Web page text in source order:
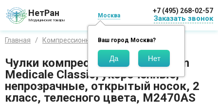
НетРан
Медицинские товары
Москва
Ваш город Москва?
+7 (495) 268-02-57
Заказать звонок
Главная Компрессионный трикотаж Relaxsan
Чулки компрессионные Relaxsan
Medicale Classic, укороченные,
непрозрачные, открытый носок, 2
класс, телесного цвета, M2470AS